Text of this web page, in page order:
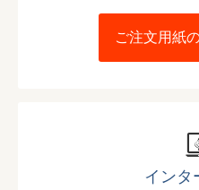
ご注文用紙
インタ